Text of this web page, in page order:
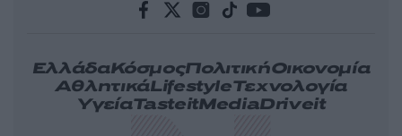
ΕλλάδαΚόσμοςΠολιτικήΟικονομία
ΑθλητικάLifestyleΤεχνολογία
ΥγείαTasteitMediaDriveit